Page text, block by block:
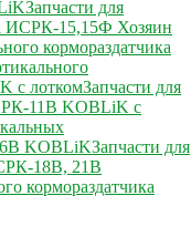
Запчасти для
ИСРК-15,15Ф Хозяин
кормораздатчика
с лоткомЗапчасти для
11В KOBLiK с
KOBLiKЗапчасти для
18В, 21В
кормораздатчика